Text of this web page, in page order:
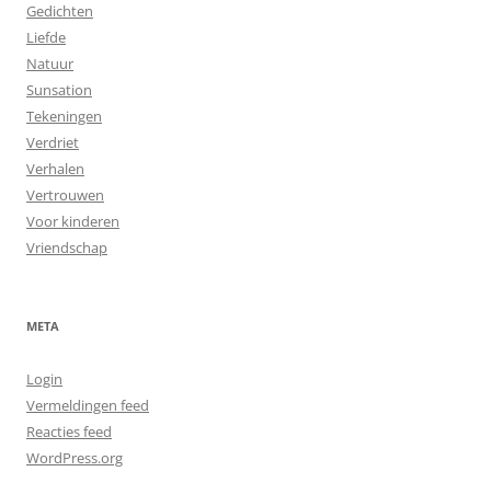
Gedichten
Liefde
Natuur
Sunsation
Tekeningen
Verdriet
Verhalen
Vertrouwen
Voor kinderen
Vriendschap
META
Login
Vermeldingen feed
Reacties feed
WordPress.org